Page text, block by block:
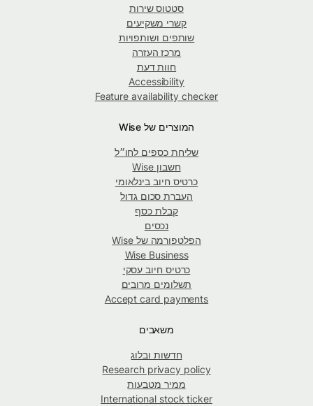
סטטוס שירות
קשרי משקיעים
שותפים ושותפויות
מרכז העזרה
חוות דעת
Accessibility
Feature availability checker
המוצרים של Wise
שליחת כספים לחו״ל
חשבון Wise
כרטיס חיוב בינלאומי
העברת סכום גדול
קבלת כסף
נכסים
הפלטפורמה של Wise
Wise Business
כרטיס חיוב עסקי
תשלומים מרובים
Accept card payments
משאבים
חדשות ובלוג
Research privacy policy
ממיר מטבעות
International stock ticker